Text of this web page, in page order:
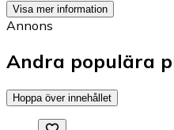
Visa mer information
Annons
Andra populära
Hoppa över innehållet